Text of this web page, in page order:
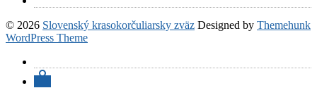
© 2026 Slovenský krasokorčuliarsky zväz Designed by Themehunk
WordPress Theme